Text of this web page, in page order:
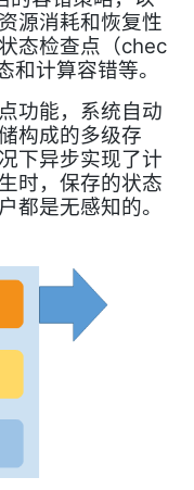
源消耗和恢复性
态检查点（chec
和计算容错等。
功能，系统自动
构成的多级存
下异步实现了计
时，保存的状态
都是无感知的。